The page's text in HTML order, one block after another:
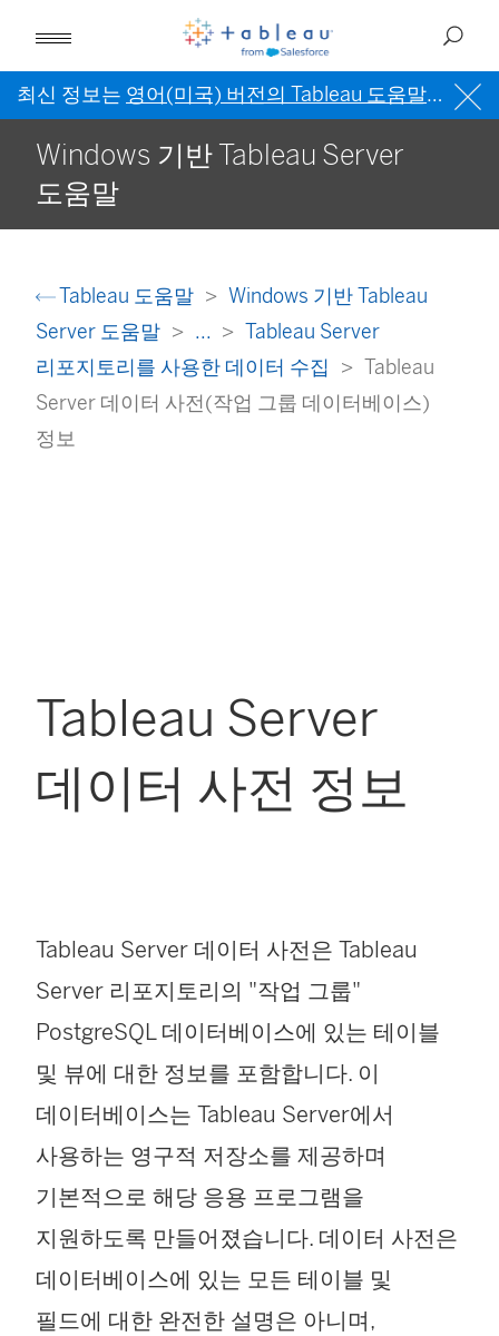
최신 정보는 영어(미국) 버전의 Tableau 도움말을 참조
Windows 기반 Tableau Server
도움말
Tableau 도움말
Windows 기반 Tableau
Server 도움말
...
Tableau Server
리포지토리를 사용한 데이터 수집
Tableau
Server 데이터 사전(작업 그룹 데이터베이스)
정보
Tableau Server
데이터 사전 정보
Tableau Server 데이터 사전은 Tableau
Server 리포지토리의 "작업 그룹"
PostgreSQL 데이터베이스에 있는 테이블
및 뷰에 대한 정보를 포함합니다. 이
데이터베이스는 Tableau Server에서
사용하는 영구적 저장소를 제공하며
기본적으로 해당 응용 프로그램을
지원하도록 만들어졌습니다. 데이터 사전은
데이터베이스에 있는 모든 테이블 및
필드에 대한 완전한 설명은 아니며,